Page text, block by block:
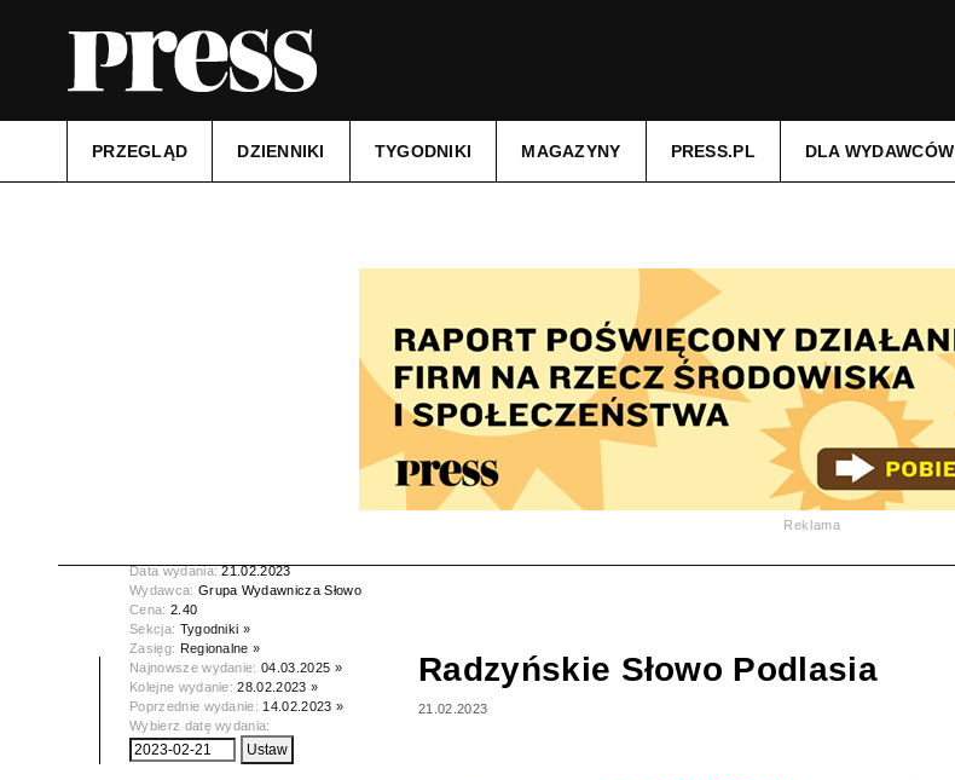
PRZEGLĄD DZIENNIKI TYGODNIKI MAGAZYNY PRESS.PL DLA WYDAWCÓW
Reklama
Data wydania:21.02.2023
Wydawca: Grupa Wydawnicza Słowo
Cena: 2.40
Sekcja: Tygodniki »
Zasięg: Regionalne »
Najnowsze wydanie:04.03.2025 »
Kolejne wydanie:28.02.2023 »
Poprzednie wydanie: 14.02.2023 »
Wybierz datę wydania:
Radzyńskie Słowo Podlasia
21.02.2023